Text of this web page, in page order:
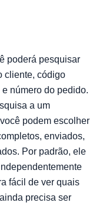
poderá pesquisar
cliente, código
número do pedido.
a um
podem escolher
enviados,
Por padrão, ele
fácil de ver quais
precisa ser